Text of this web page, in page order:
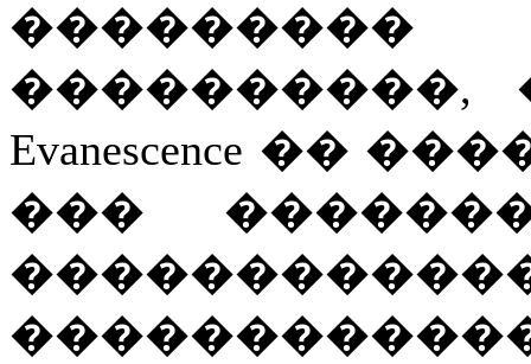
����������,
Evanescence ��
���